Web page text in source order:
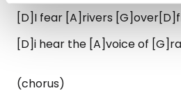
[D]I fear [A]rivers
[D]i hear the [A]voice of
(chorus)